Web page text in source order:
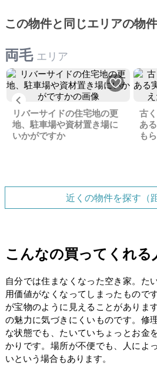
この物件と同じエリアの物件
両毛 エリア
Previous
リバーサイドの住宅地の更
地、駐車場や資材置き場に
いかがですか
古
あ
も
近くの物件を探す（
こんなの買ってくれる
自分では住まなくなった空き家。た
用価値がなくなってしまったもので
が宝物のように見えることがありま
の魅力に気づきにくいものです。修
な状態でも、たいていちょっとお金
かりです。場所が不便でも、人によ
いという場合もあります。